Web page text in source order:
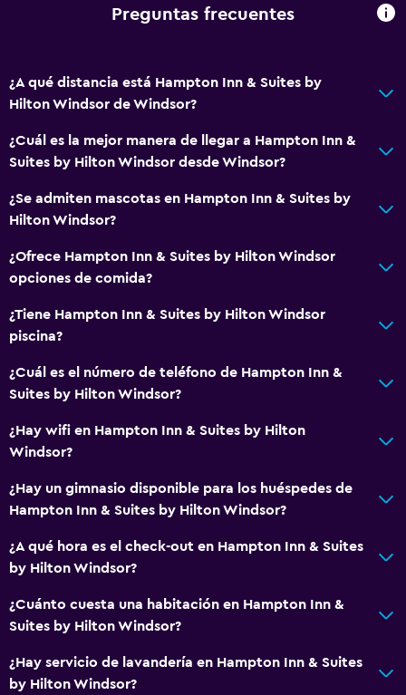
Compras
Servicios básicos
Wifi gratis
Internet
Extinguidor
Artículos de aseo gratis
Alarma de humo
Calefacción
Aire acondicionado
Piscina y spa
Piscina de agua salada
Piscina climatizada
Bañera de hidromasaje
Piscina (cubierta)
Sistema de entretenimiento
Sala de estar/TV compartida
TV
Preguntas frecuentes
¿A qué distancia está Hampton Inn & Suites by
Hilton Windsor de Windsor?
¿Cuál es la mejor manera de llegar a Hampton Inn &
Suites by Hilton Windsor desde Windsor?
¿Se admiten mascotas en Hampton Inn & Suites by
Hilton Windsor?
¿Ofrece Hampton Inn & Suites by Hilton Windsor
opciones de comida?
¿Tiene Hampton Inn & Suites by Hilton Windsor
piscina?
¿Cuál es el número de teléfono de Hampton Inn &
Suites by Hilton Windsor?
¿Hay wifi en Hampton Inn & Suites by Hilton
Windsor?
¿Hay un gimnasio disponible para los huéspedes de
Hampton Inn & Suites by Hilton Windsor?
¿A qué hora es el check-out en Hampton Inn & Suites
by Hilton Windsor?
¿Cuánto cuesta una habitación en Hampton Inn &
Suites by Hilton Windsor?
¿Hay servicio de lavandería en Hampton Inn & Suites
by Hilton Windsor?